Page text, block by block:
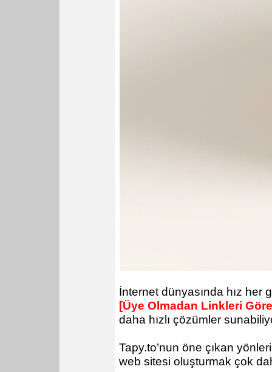
İnternet dünyasında hız her
[Üye Olmadan Linkleri
daha hızlı çözümler
Tapy.to’nun öne çıkan
web sitesi oluşturmak çok